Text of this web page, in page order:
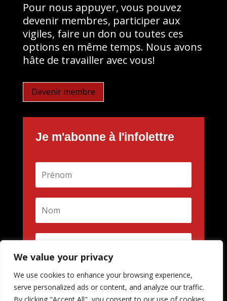
We value your privacy
We use cookies to enhance your browsing experience,
serve personalized ads or content, and analyze our traffic.
Pour nous appuyer, vous pouvez
devenir membres, participer aux
vigiles, faire un don ou toutes ces
options en même temps. Nous avons
hâte de travailler avec vous!
Devenir membre
Je m'abonne à l'infolettre
M'inscrire